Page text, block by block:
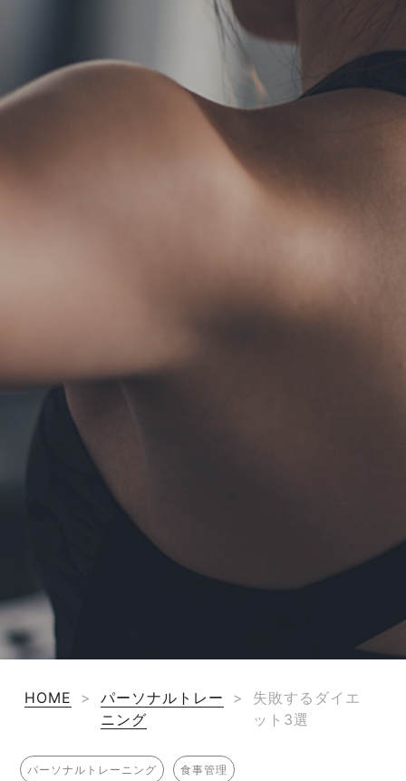
HOME >
パーソナルトレー
ニング
>
失敗するダイエ
ット3選
パーソナルトレーニング 食事管理
AGLAIA Blog